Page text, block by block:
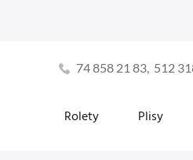
74 858 21 83, 512
Rolety Plisy